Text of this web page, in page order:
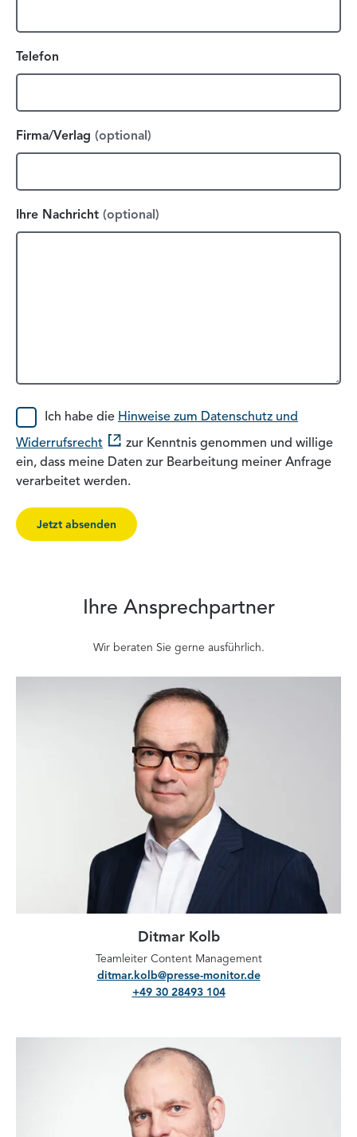
Telefon
Firma/Verlag (optional)
Ihre Nachricht (optional)
Einwilligung
Ich habe die Hinweise zum Datenschutz und
Widerrufsrecht
zur Kenntnis genommen und willige
ein, dass meine Daten zur Bearbeitung meiner Anfrage
verarbeitet werden.
Jetzt absenden
Ihre Ansprechpartner
Wir beraten Sie gerne ausführlich.
Ditmar Kolb
Teamleiter Content Management
ditmar.kolb@presse-monitor.de
+49 30 28493 104